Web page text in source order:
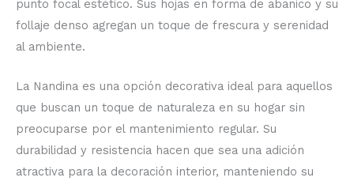
punto focal estético. Sus hojas en forma de abanico y su
follaje denso agregan un toque de frescura y serenidad
al ambiente.
La Nandina es una opción decorativa ideal para aquellos
que buscan un toque de naturaleza en su hogar sin
preocuparse por el mantenimiento regular. Su
durabilidad y resistencia hacen que sea una adición
atractiva para la decoración interior, manteniendo su